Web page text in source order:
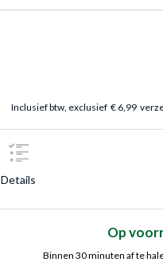
Inclusief btw, exclusief € 6,99
Details
Op
Binnen 30 minuten af te